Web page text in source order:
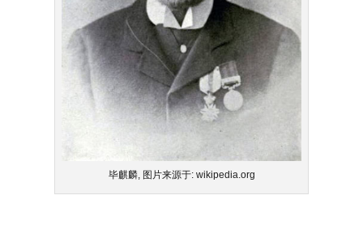
毕麒麟, 图片来源于: wikipedia.org